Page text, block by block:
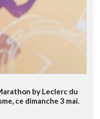
by Leclerc du
ce dimanche 3 mai.